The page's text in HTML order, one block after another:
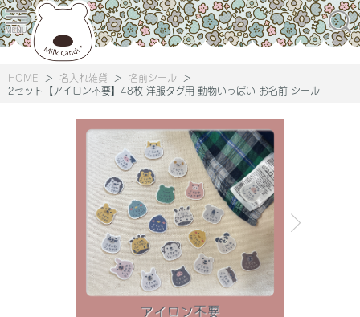
HOME 名入れ雑貨
名前シール
2セット【アイロン不要】48枚 洋服タグ用 動物いっぱい お名前 シール